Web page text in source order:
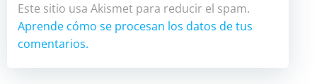
Este sitio usa Akismet para reducir el spam.
Aprende cómo se procesan los datos de tus
comentarios.